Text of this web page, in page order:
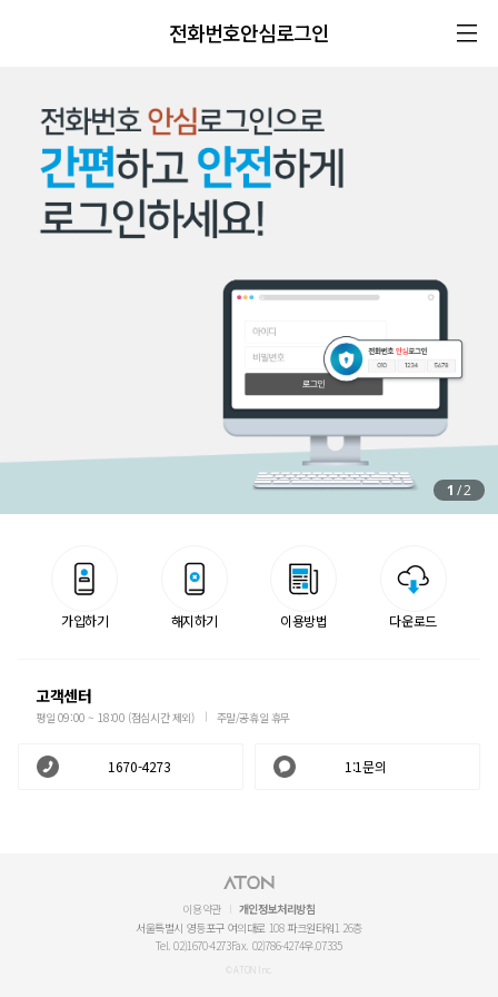
전화번호안심로그인
1 /2
가입하기 해지하기 이용방법 다운로드
고객센터
평일 09:00 ~ 18:00 (점심시간 제외) 주말/공휴일 휴무
1670-4273 1:1문의
이용약관
개인정보처리방침
서울특별시 영등포구 여의대로 108 파크원타워1 26층
Tel. 02)1670-4273Fax. 02)786-4274우.07335
© ATON Inc.